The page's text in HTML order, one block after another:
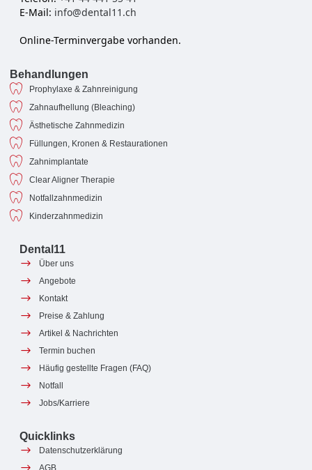
E-Mail: info@dental11.ch
Online-Terminvergabe vorhanden.
Behandlungen
Prophylaxe & Zahnreinigung
Zahnaufhellung (Bleaching)
Ästhetische Zahnmedizin
Füllungen, Kronen & Restaurationen
Zahnimplantate
Clear Aligner Therapie
Notfallzahnmedizin
Kinderzahnmedizin
Dental11
Über uns
Angebote
Kontakt
Preise & Zahlung
Artikel & Nachrichten
Termin buchen
Häufig gestellte Fragen (FAQ)
Notfall
Jobs/Karriere
Quicklinks
Datenschutzerklärung
AGB